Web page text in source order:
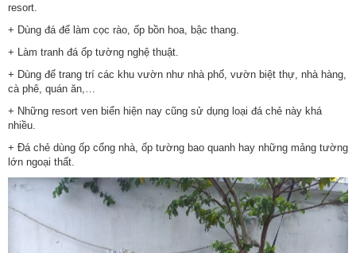
resort.
+ Dùng đá để làm cọc rào, ốp bồn hoa, bậc thang.
+ Làm tranh đá ốp tường nghệ thuật.
+ Dùng để trang trí các khu vườn như nhà phố, vườn biệt thự, nhà hàng,
cà phê, quán ăn,…
+ Những resort ven biển hiện nay cũng sử dụng loại đá chẻ này khá
nhiều.
+ Đá chẻ dùng ốp cổng nhà, ốp tường bao quanh hay những mảng tường
lớn ngoại thất.